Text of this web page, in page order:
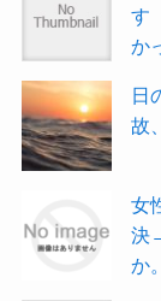
す
か
日
故
女
決
か。